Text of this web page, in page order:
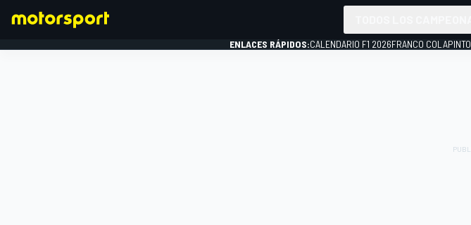
ENLACES RÁPIDOS:CALENDARIO F1 2026FRANCO COLAPINTO